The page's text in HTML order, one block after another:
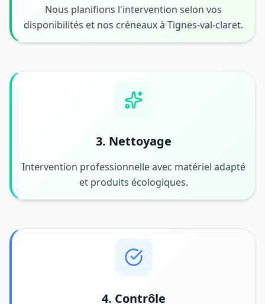
Nous planifions l'intervention selon vos
disponibilités et nos créneaux à Tignes-val-claret.
3. Nettoyage
Intervention professionnelle avec matériel adapté
et produits écologiques.
4. Contrôle